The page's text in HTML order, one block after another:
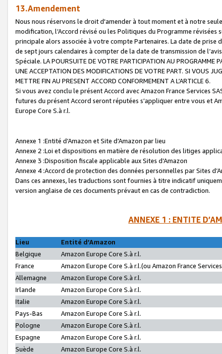
13.Amendement
Nous nous réservons le droit d'amender à tout moment et à notre
modification, l’Accord révisé ou les Politiques du Programme
principale alors associée à votre compte Partenaires. La date de
de sept jours calendaires à compter de la date de transmission de
Spéciale. LA POURSUITE DE VOTRE PARTICIPATION AU PROGRAMME
UNE ACCEPTATION DES MODIFICATIONS DE VOTRE PART. SI VOUS
METTRE FIN AU PRESENT ACCORD CONFORMEMENT A L’ARTICLE 6.
Si vous avez conclu le présent Accord avec Amazon France Services
futures du présent Accord seront réputées s’appliquer entre vous et
Europe Core S.à r.l.
Annexe 1 :Entité d’Amazon et Site d’Amazon par lieu
Annexe 2 :Loi et dispositions en matière de résolution des litiges
Annexe 3 :Disposition fiscale applicable aux Sites d’Amazon
Annexe 4 :Accord de protection des données personnelles par Sites
Dans ces annexes, les traductions sont fournies à titre indicatif
version anglaise de ces documents prévaut en cas de contradiction.
ANNEXE 1 : ENTITE
Lieu
Entité d’Amazon
Belgique
Amazon Europe Core S.à r.l.
France
Amazon Europe Core S.à r.l.(ou Amazon France
Allemagne
Amazon Europe Core S.à r.l.
Irlande
Amazon Europe Core S.à r.l.
Italie
Amazon Europe Core S.à r.l.
Pays-Bas
Amazon Europe Core S.à r.l.
Pologne
Amazon Europe Core S.à r.l.
Espagne
Amazon Europe Core S.à r.l.
Suède
Amazon Europe Core S.à r.l.